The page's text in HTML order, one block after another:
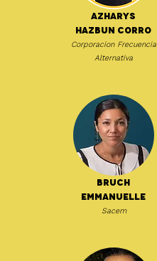
Azharys
Hazbun Corro
Corporacion Frecuencia
Alternativa
Bruch
Emmanuelle
Sacem